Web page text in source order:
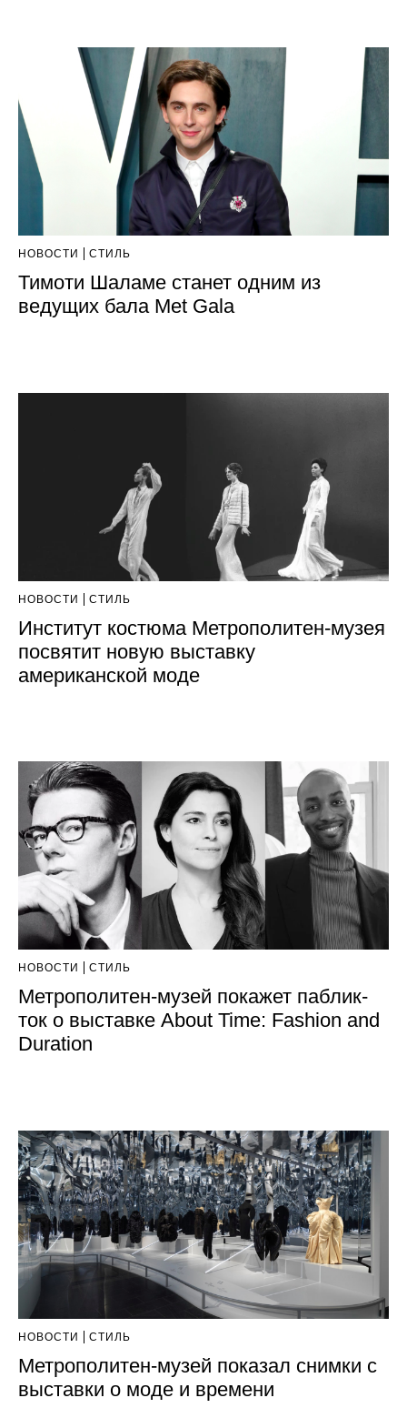
НОВОСТИ СТИЛЬ
Тимоти Шаламе станет одним из
ведущих бала Met Gala
НОВОСТИ СТИЛЬ
Институт костюма Метрополитен-музея
посвятит новую выставку
американской моде
НОВОСТИ СТИЛЬ
Метрополитен-музей покажет паблик-
ток о выставке About Time: Fashion and
Duration
НОВОСТИ СТИЛЬ
Метрополитен-музей показал снимки с
выставки о моде и времени